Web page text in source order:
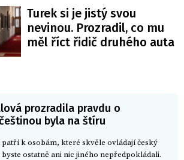
Turek si je jistý svou
nevinou. Prozradil, co mu
měl říct řidič druhého auta
prozradila pravdu o
byla na štíru
k osobám, které skvěle ovládají český
ostatně ani nic jiného nepředpokládali.